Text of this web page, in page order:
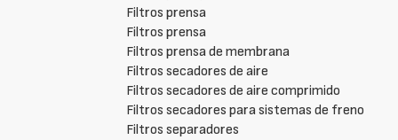
Filtros prensa
Filtros prensa
Filtros prensa de membrana
Filtros secadores de aire
Filtros secadores de aire comprimido
Filtros secadores para sistemas de freno
Filtros separadores